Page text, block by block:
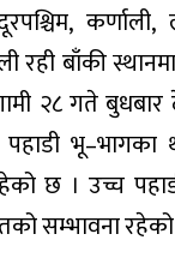
रही बाँकी
२८ गते
भू–भागका
छ । उच्च
सम्भावना